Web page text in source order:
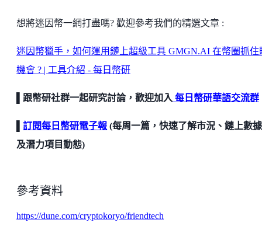
想將迷因幣一網打盡嗎? 歡迎參考我們的精選文章 :
迷因幣獵手，如何運用鏈上超級工具 GMGN.AI 在幣圈抓住
機會 ? | 工具介紹 - 每日幣研
▌跟幣研社群一起研究討論，歡迎加入 每日幣研華語交流群
訂閱每日幣研電子報 (每周一篇，快速了解市況、鏈上數
及潛力項目動態)
參考資料
https://dune.com/cryptokoryo/friendtech